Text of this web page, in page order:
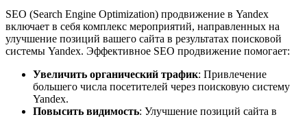
SEO (Search Engine Optimization) продвижение в Yandex
включает в себя комплекс мероприятий, направленных на
улучшение позиций вашего сайта в результатах поисковой
системы Yandex. Эффективное SEO продвижение помогает:
Увеличить органический трафик: Привлечение
большего числа посетителей через поисковую систему
Yandex.
Повысить видимость: Улучшение позиций сайта в